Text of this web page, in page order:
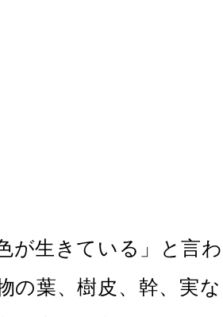
が生きている」と言
の葉、樹皮、幹、実